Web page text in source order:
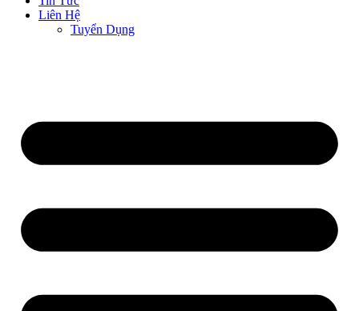
Liên Hệ
Tuyển Dụng